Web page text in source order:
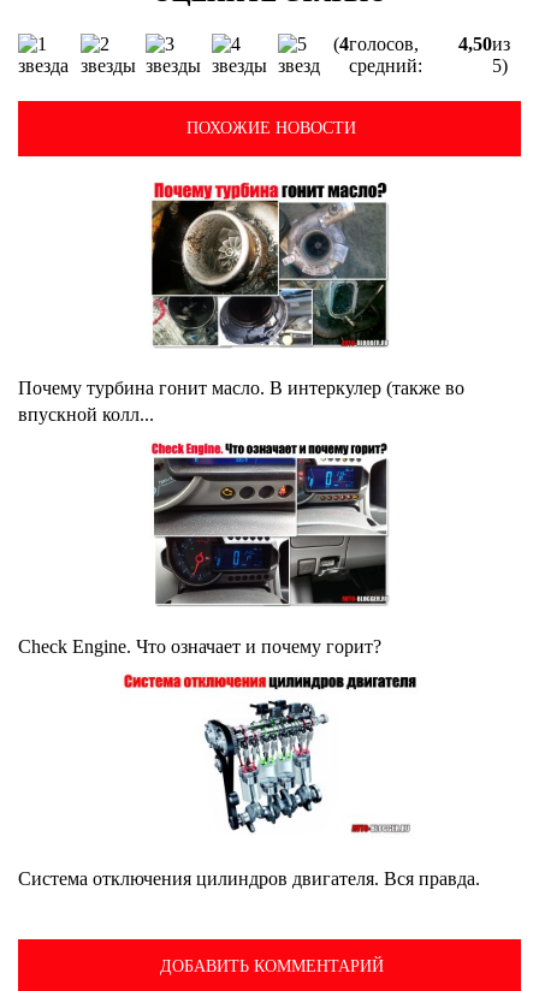
(4голосов,
средний:
4,50из
5)
ПОХОЖИЕ НОВОСТИ
Почему турбина гонит масло. В интеркулер (также во
впускной колл...
Check Engine. Что означает и почему горит?
Система отключения цилиндров двигателя. Вся правда.
ДОБАВИТЬ КОММЕНТАРИЙ